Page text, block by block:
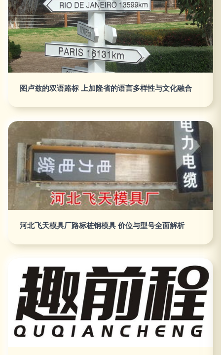
图卢兹的双语路标 上加隆省的语言多样性与文化融合
河北飞天模具厂路标桩钢模具 价位与型号全面解析